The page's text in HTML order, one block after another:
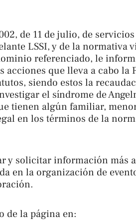
de 11 de julio, de
LSSI, y de la normativa
referenciado, le
que lleva a cabo la
siendo estos la
el síndrome de
tienen algún familiar,
en los términos de la
y solicitar información más
en la organización de
de la página en: